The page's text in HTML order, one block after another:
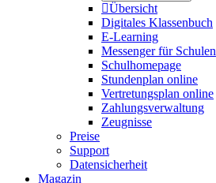
Übersicht
Digitales Klassenbuch
E-Learning
Messenger für Schulen
Schulhomepage
Stundenplan online
Vertretungsplan online
Zahlungsverwaltung
Zeugnisse
Preise
Support
Datensicherheit
Magazin